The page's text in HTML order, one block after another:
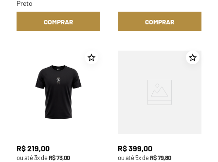
Preto
COMPRAR COMPRAR
R$219,00
ou até3x deR$73,00
R$399,00
ou até5x deR$79,80